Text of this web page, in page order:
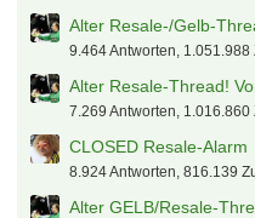
Alter Resale-/Gelb-
9.464 Antworten, 1.051.988
Alter Resale-Thread!
7.269 Antworten, 1.016.860
CLOSED Resale-Alarm
8.924 Antworten, 816.139
Alter GELB/Resale-